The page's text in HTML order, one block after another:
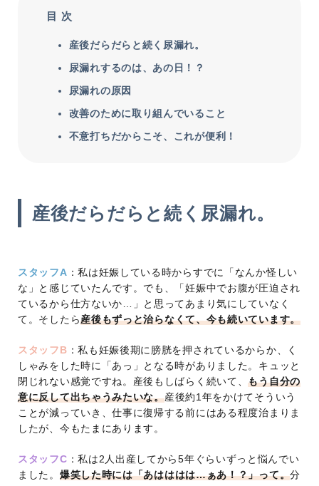
目 次
産後だらだらと続く尿漏れ。
尿漏れするのは、あの日！？
尿漏れの原因
改善のために取り組んでいること
不意打ちだからこそ、これが便利！
産後だらだらと続く尿漏れ。
スタッフA ：私は妊娠している時からすでに「なんか怪しい
な」と感じていたんです。でも、「妊娠中でお腹が圧迫され
ているから仕方ないか…」と思ってあまり気にしていなく
て。そしたら産後もずっと治らなくて、今も続いています。
スタッフB ：私も妊娠後期に膀胱を押されているからか、く
しゃみをした時に「あっ」となる時がありました。キュッと
閉じれない感覚ですね。産後もしばらく続いて、もう自分の
意に反して出ちゃうみたいな。産後約1年をかけてそういう
ことが減っていき、仕事に復帰する前にはある程度治まりま
したが、今もたまにあります。
スタッフC ：私は2人出産してから5年ぐらいずっと悩んでい
ました。 爆笑した時には「あはははは…ぁあ！？」って。分